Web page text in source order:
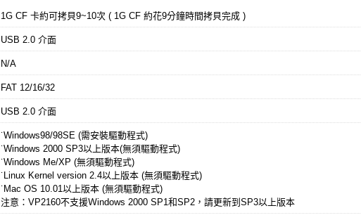
1G CF 卡約可拷貝9~10次 ( 1G CF 約花9分鐘時間拷貝完成 )
USB 2.0 介面
N/A
FAT 12/16/32
USB 2.0 介面
˙Windows98/98SE (需安裝驅動程式)
˙Windows 2000 SP3以上版本(無須驅動程式)
˙Windows Me/XP (無須驅動程式)
˙Linux Kernel version 2.4以上版本 (無須驅動程式)
˙Mac OS 10.01以上版本 (無須驅動程式)
注意：VP2160不支援Ｗindows 2000 SP1和SP2，請更新到SP3以上版本